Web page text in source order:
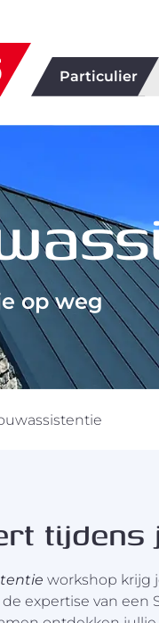
Particulier
op weg
tijdens
workshop krijg
expertise van een